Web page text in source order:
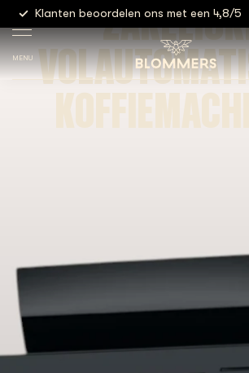
Klanten beoordelen ons met een 4,8/5
MENU